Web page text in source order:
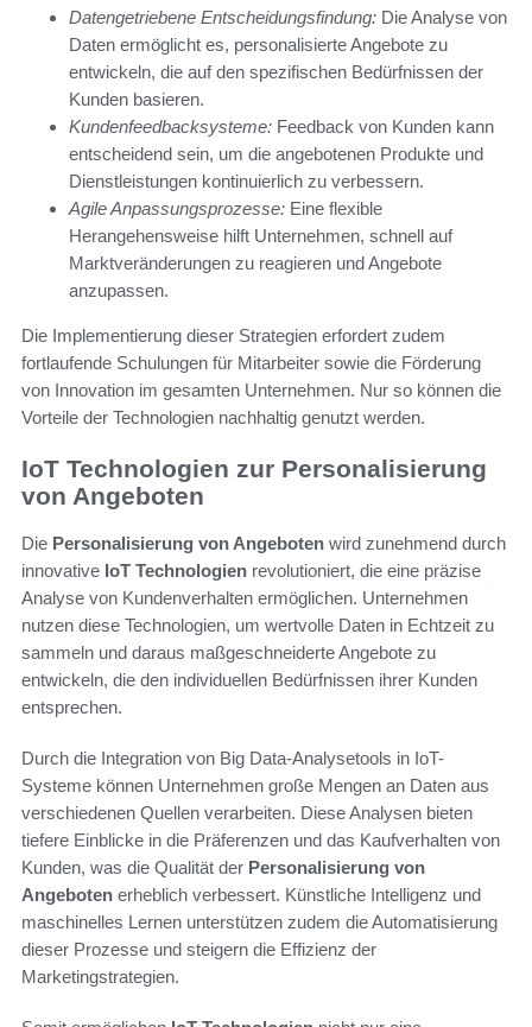
Datengetriebene Entscheidungsfindung: Die Analyse von
Daten ermöglicht es, personalisierte Angebote zu
entwickeln, die auf den spezifischen Bedürfnissen der
Kunden basieren.
Kundenfeedbacksysteme: Feedback von Kunden kann
entscheidend sein, um die angebotenen Produkte und
Dienstleistungen kontinuierlich zu verbessern.
Agile Anpassungsprozesse: Eine flexible
Herangehensweise hilft Unternehmen, schnell auf
Marktveränderungen zu reagieren und Angebote
anzupassen.
Die Implementierung dieser Strategien erfordert zudem
fortlaufende Schulungen für Mitarbeiter sowie die Förderung
von Innovation im gesamten Unternehmen. Nur so können die
Vorteile der Technologien nachhaltig genutzt werden.
IoT Technologien zur Personalisierung
von Angeboten
Die Personalisierung von Angeboten wird zunehmend durch
innovative IoT Technologien revolutioniert, die eine präzise
Analyse von Kundenverhalten ermöglichen. Unternehmen
nutzen diese Technologien, um wertvolle Daten in Echtzeit zu
sammeln und daraus maßgeschneiderte Angebote zu
entwickeln, die den individuellen Bedürfnissen ihrer Kunden
entsprechen.
Durch die Integration von Big Data-Analysetools in IoT-
Systeme können Unternehmen große Mengen an Daten aus
verschiedenen Quellen verarbeiten. Diese Analysen bieten
tiefere Einblicke in die Präferenzen und das Kaufverhalten von
Kunden, was die Qualität der Personalisierung von
Angeboten erheblich verbessert. Künstliche Intelligenz und
maschinelles Lernen unterstützen zudem die Automatisierung
dieser Prozesse und steigern die Effizienz der
Marketingstrategien.